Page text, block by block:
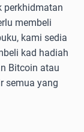
perkhidmatan
membeli
kami sedia
kad hadiah
Bitcoin atau
semua yang